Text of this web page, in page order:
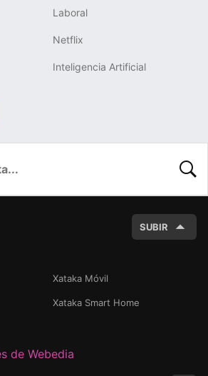
Laboral
Netflix
Inteligencia Artificial
SUBIR
Xataka Móvil
Xataka Smart Home
de Webedia